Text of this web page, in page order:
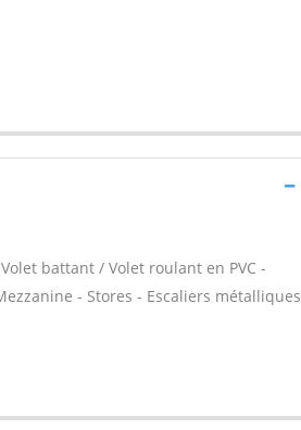
battant / Volet roulant en PVC -
- Stores - Escaliers métalliques